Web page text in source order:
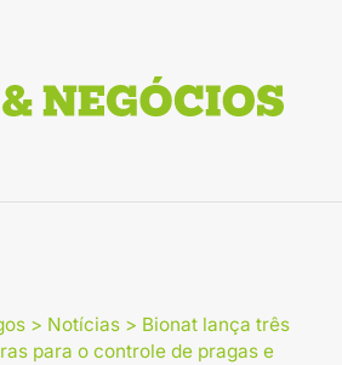
> Notícias > Bionat lança três
para o controle de pragas e